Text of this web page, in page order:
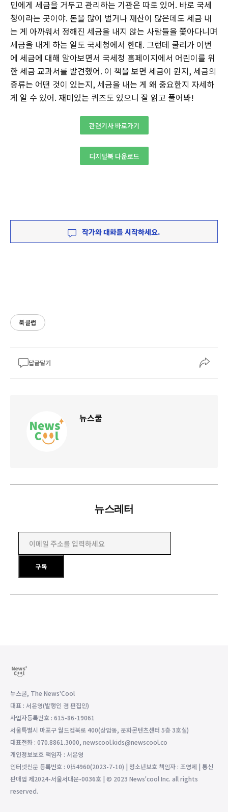
민에게 세금을 거두고 관리하는 기관은 따로 있어. 바로 국세
청이라는 곳이야. 돈을 많이 벌거나 재산이 많은데도 세금 내
는 게 아까워서 정해진 세금을 내지 않는 사람들을 쫓아다니며
세금을 내게 하는 일도 국세청에서 한대. 그런데 쿨리가 이번
에 세금에 대해 알아보면서 국세청 홈페이지에서 어린이를 위
한 세금 교과서를 발견했어. 이 책을 보면 세금이 뭔지, 세금의
종류는 어떤 것이 있는지, 세금을 내는 게 왜 중요한지 자세하
게 알 수 있어. 재미있는 퀴즈도 있으니 잘 읽고 풀어봐!
관련기사 바로가기
디지털북 다운로드
작가와 대화를 시작하세요.
북클럽
답글달기
뉴스쿨
뉴스레터
구독
뉴스쿨, The News'Cool
대표 : 서은영(발행인 겸 편집인)
사업자등록번호 : 615-86-19061
서울특별시 마포구 월드컵북로 400(상암동, 문화콘텐츠센터 5층 3호실)
대표전화 : 070.8861.3000, newscool.kids@newscool.co
개인정보보호 책임자 : 서은영
인터넷신문 등록번호 : 아54960(2023-7-10) | 청소년보호 책임자 : 조영제 | 통신
판매업 제2024-서울서대문-0036호 | © 2023 News'cool Inc. all rights
reserved.